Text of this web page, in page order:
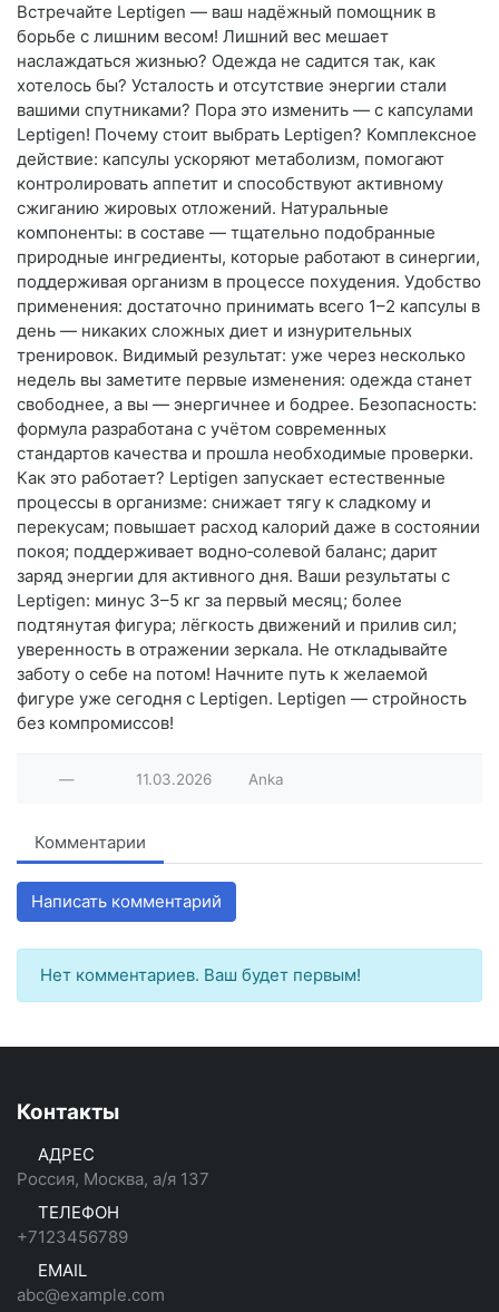
Встречайте Leptigen — ваш надёжный помощник в
борьбе с лишним весом! Лишний вес мешает
наслаждаться жизнью? Одежда не садится так, как
хотелось бы? Усталость и отсутствие энергии стали
вашими спутниками? Пора это изменить — с капсулами
Leptigen! Почему стоит выбрать Leptigen? Комплексное
действие: капсулы ускоряют метаболизм, помогают
контролировать аппетит и способствуют активному
сжиганию жировых отложений. Натуральные
компоненты: в составе — тщательно подобранные
природные ингредиенты, которые работают в синергии,
поддерживая организм в процессе похудения. Удобство
применения: достаточно принимать всего 1–2 капсулы в
день — никаких сложных диет и изнурительных
тренировок. Видимый результат: уже через несколько
недель вы заметите первые изменения: одежда станет
свободнее, а вы — энергичнее и бодрее. Безопасность:
формула разработана с учётом современных
стандартов качества и прошла необходимые проверки.
Как это работает? Leptigen запускает естественные
процессы в организме: снижает тягу к сладкому и
перекусам; повышает расход калорий даже в состоянии
покоя; поддерживает водно‑солевой баланс; дарит
заряд энергии для активного дня. Ваши результаты с
Leptigen: минус 3–5 кг за первый месяц; более
подтянутая фигура; лёгкость движений и прилив сил;
уверенность в отражении зеркала. Не откладывайте
заботу о себе на потом! Начните путь к желаемой
фигуре уже сегодня с Leptigen. Leptigen — стройность
без компромиссов!
— 11.03.2026 Anka
Комментарии
Написать комментарий
Нет комментариев. Ваш будет первым!
Контакты
АДРЕС
Россия, Москва, а/я 137
ТЕЛЕФОН
+7123456789
EMAIL
abc@example.com